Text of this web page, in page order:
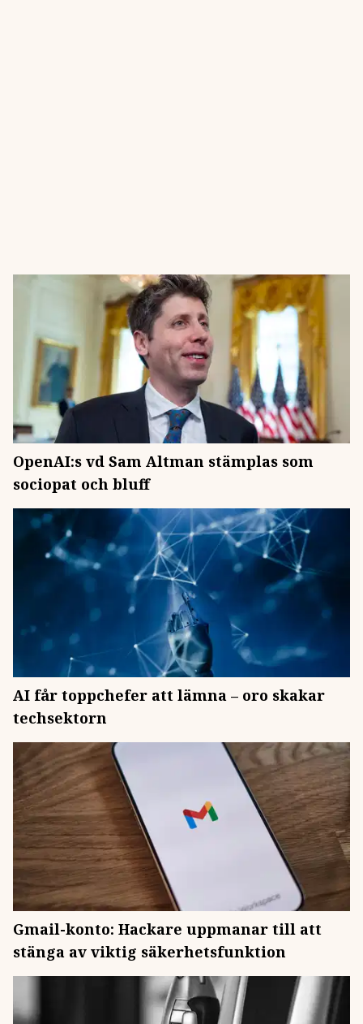
OpenAI:s vd Sam Altman stämplas som
sociopat och bluff
AI får toppchefer att lämna – oro skakar
techsektorn
Gmail-konto: Hackare uppmanar till att
stänga av viktig säkerhetsfunktion